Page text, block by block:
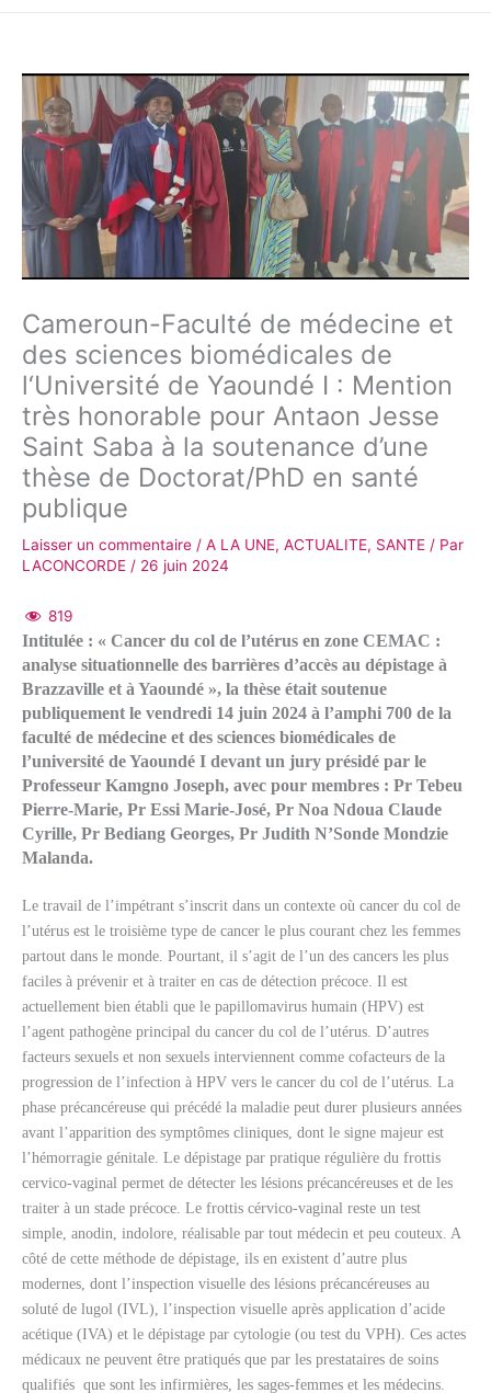
Cameroun-Faculté de médecine et
des sciences biomédicales de
l‘Université de Yaoundé I : Mention
très honorable pour Antaon Jesse
Saint Saba à la soutenance d’une
thèse de Doctorat/PhD en santé
publique
Laisser un commentaire / A LA UNE, ACTUALITE, SANTE / Par
LACONCORDE / 26 juin 2024
819
Intitulée : « Cancer du col de l’utérus en zone CEMAC :
analyse situationnelle des barrières d’accès au dépistage à
Brazzaville et à Yaoundé », la thèse était soutenue
publiquement le vendredi 14 juin 2024 à l’amphi 700 de la
faculté de médecine et des sciences biomédicales de
l’université de Yaoundé I devant un jury présidé par le
Professeur Kamgno Joseph, avec pour membres : Pr Tebeu
Pierre-Marie, Pr Essi Marie-José, Pr Noa Ndoua Claude
Cyrille, Pr Bediang Georges, Pr Judith N’Sonde Mondzie
Malanda.
Le travail de l’impétrant s’inscrit dans un contexte où cancer du col de
l’utérus est le troisième type de cancer le plus courant chez les femmes
partout dans le monde. Pourtant, il s’agit de l’un des cancers les plus
faciles à prévenir et à traiter en cas de détection précoce. Il est
actuellement bien établi que le papillomavirus humain (HPV) est
l’agent pathogène principal du cancer du col de l’utérus. D’autres
facteurs sexuels et non sexuels interviennent comme cofacteurs de la
progression de l’infection à HPV vers le cancer du col de l’utérus. La
phase précancéreuse qui précédé la maladie peut durer plusieurs années
avant l’apparition des symptômes cliniques, dont le signe majeur est
l’hémorragie génitale. Le dépistage par pratique régulière du frottis
cervico-vaginal permet de détecter les lésions précancéreuses et de les
traiter à un stade précoce. Le frottis cérvico-vaginal reste un test
simple, anodin, indolore, réalisable par tout médecin et peu couteux. A
côté de cette méthode de dépistage, ils en existent d’autre plus
modernes, dont l’inspection visuelle des lésions précancéreuses au
soluté de lugol (IVL), l’inspection visuelle après application d’acide
acétique (IVA) et le dépistage par cytologie (ou test du VPH). Ces actes
médicaux ne peuvent être pratiqués que par les prestataires de soins
qualifiés que sont les infirmières, les sages-femmes et les médecins.